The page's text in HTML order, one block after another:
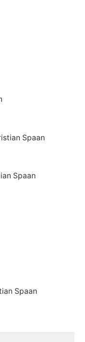
Spaan
Spaan
Spaan